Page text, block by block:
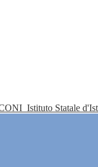
Istituto Statale